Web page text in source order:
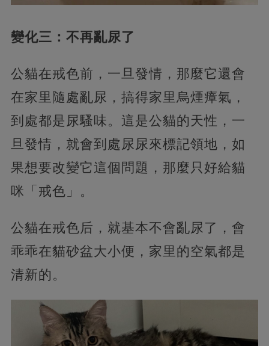
變化三：不再亂尿了
公貓在戒色前，一旦發情，那麼它還會
在家里隨處亂尿，搞得家里烏煙瘴氣，
到處都是尿騷味。這是公貓的天性，一
旦發情，就會到處尿尿來標記領地，如
果想要改變它這個問題，那麼只好給貓
咪「戒色」。
公貓在戒色后，就基本不會亂尿了，會
乖乖在貓砂盆大小便，家里的空氣都是
清新的。